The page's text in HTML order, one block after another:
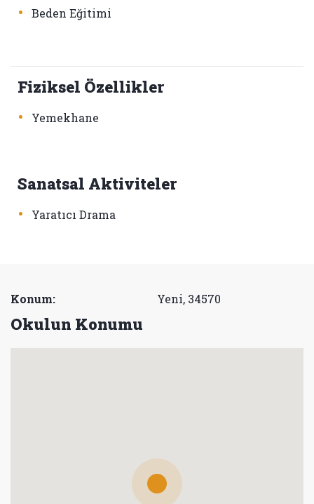
• Beden Eğitimi
Fiziksel Özellikler
• Yemekhane
Sanatsal Aktiviteler
• Yaratıcı Drama
Konum: Yeni, 34570
Okulun Konumu